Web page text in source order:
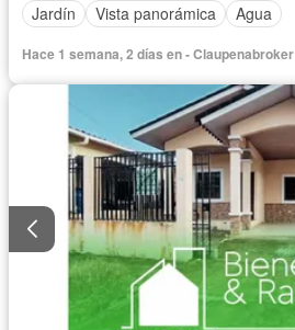
Jardín Vista panorámica Agua
Hace 1 semana, 2 días en - Claupenabroker